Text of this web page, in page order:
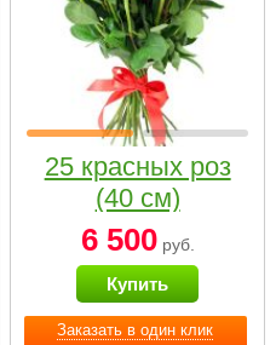
Заказать в один клик
25 красных роз
(40 см)
6 500руб.
Купить